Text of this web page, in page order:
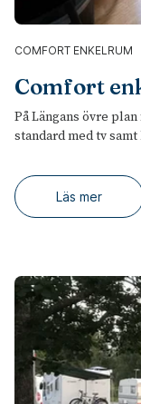
COMFORT ENKELRUM
Comfort
På Längans övre
standard med tv
Läs mer